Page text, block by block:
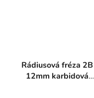
Rádiusová fréza 2B
12mm karbidová